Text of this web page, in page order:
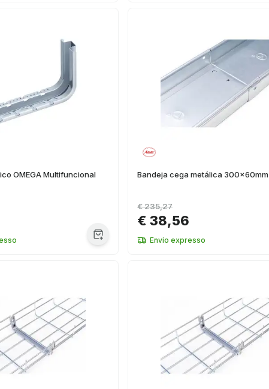
OMEGA Multifuncional
Bandeja cega metálica 300x60mm
€ 38,56
€ 235,27
Envio expresso